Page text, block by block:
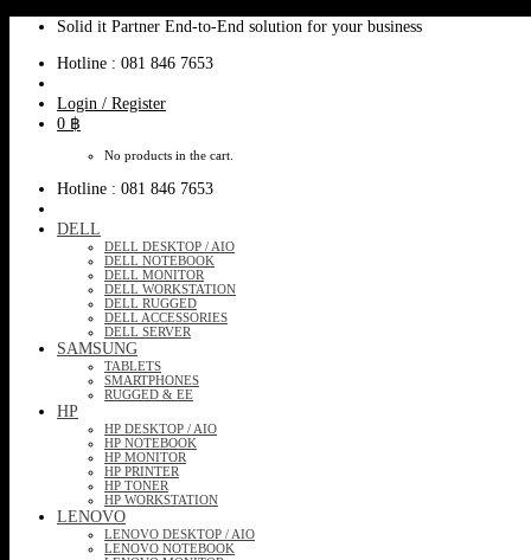
content
Solid it Partner End-to-End solution for your business
Hotline : 081 846 7653
Login / Register
0 ฿
No products in the cart.
Hotline : 081 846 7653
DELL
DELL DESKTOP / AIO
DELL NOTEBOOK
DELL MONITOR
DELL WORKSTATION
DELL RUGGED
DELL ACCESSORIES
DELL SERVER
SAMSUNG
TABLETS
SMARTPHONES
RUGGED & EE
HP
HP DESKTOP / AIO
HP NOTEBOOK
HP MONITOR
HP PRINTER
HP TONER
HP WORKSTATION
LENOVO
LENOVO DESKTOP / AIO
LENOVO NOTEBOOK